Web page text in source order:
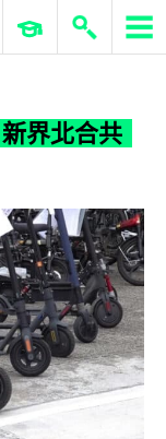
ERP 與商業 AI
界北合共